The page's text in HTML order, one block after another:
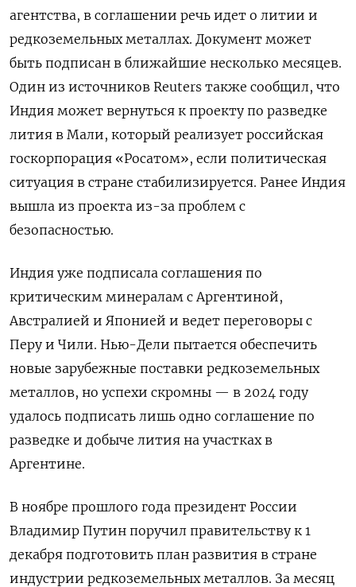
агентства, в соглашении речь идет о литии и
редкоземельных металлах. Документ может
быть подписан в ближайшие несколько месяцев.
Один из источников Reuters также сообщил, что
Индия может вернуться к проекту по разведке
лития в Мали, который реализует российская
госкорпорация «Росатом», если политическая
ситуация в стране стабилизируется. Ранее Индия
вышла из проекта из-за проблем с
безопасностью.
Индия уже подписала соглашения по
критическим минералам с Аргентиной,
Австралией и Японией и ведет переговоры с
Перу и Чили. Нью-Дели пытается обеспечить
новые зарубежные поставки редкоземельных
металлов, но успехи скромны — в 2024 году
удалось подписать лишь одно соглашение по
разведке и добыче лития на участках в
Аргентине.
В ноябре прошлого года президент России
Владимир Путин поручил правительству к 1
декабря подготовить план развития в стране
индустрии редкоземельных металлов. За месяц